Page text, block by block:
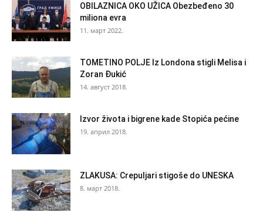
OBILAZNICA OKO UŽICA Obezbeđeno 30
miliona evra
11. март 2022.
TOMETINO POLJE Iz Londona stigli Melisa i
Zoran Đukić
14. август 2018.
Izvor života i bigrene kade Stopića pećine
19. април 2018.
ZLAKUSA: Crepuljari stigoše do UNESKA
8. март 2018.